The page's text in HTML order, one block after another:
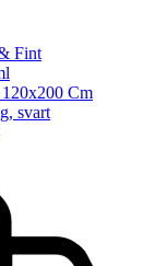
Fint
Cm
svart